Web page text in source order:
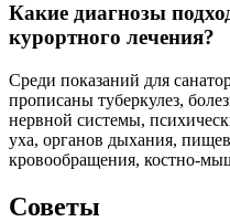
Какие диагнозы
курортного лечения?
Среди показаний для
прописаны туберкулез,
нервной системы,
уха, органов дыхания,
кровообращения, костно-
Советы